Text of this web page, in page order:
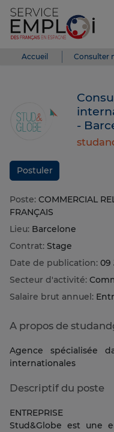
Accueil Consulter
-
Postuler
Poste: COMMERCIAL
FRANÇAIS
Lieu: Barcelone
Contrat: Stage
Date de publication: 09
Secteur d'activité:
Salaire brut annuel:
A propos de
Agence spécialisée
internationales
Descriptif du poste
ENTREPRISE
Stud&Globe est une